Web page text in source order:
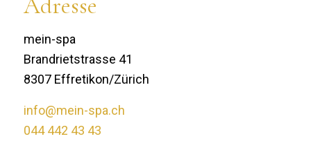
Adresse
mein-spa
Brandrietstrasse 41
8307 Effretikon/Zürich
info@mein-spa.ch
044 442 43 43